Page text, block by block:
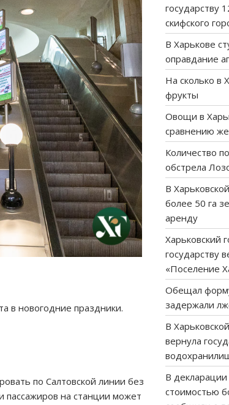
в новогодние праздники.
по Салтовской линии без
пассажиров на станции может
государству
скифского
В Харькове
оправдание
На сколько в
фрукты
Овощи в
сравнению
Количество
обстрела
В
более 50 га
аренду
Харьковский
государству
«Поселение
Обещал
задержали
В
вернула
В
стоимостью